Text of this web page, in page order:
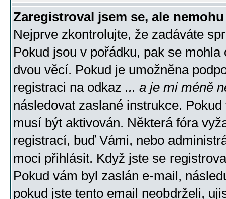
Zaregistroval jsem se, ale
Nejprve zkontrolujte, že zadáváte
Pokud jsou v pořádku, pak se
dvou věcí. Pokud je umožněna
registraci na odkaz ... a je mi méně
následovat zaslané instrukce.
musí být aktivován. Některá fóra
registrací, buď Vámi, nebo
moci přihlásit. Když jste se
Pokud vám byl zaslán e-mail,
pokud jste tento email neobdrželi,